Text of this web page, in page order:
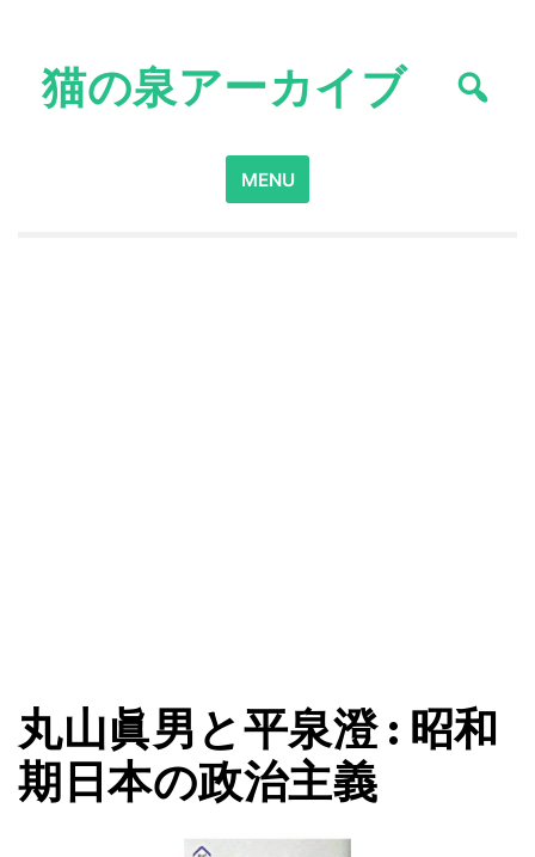
content猫の泉アーカイブ
Search
for:
MENU
丸山眞男と平泉澄 : 昭和
期日本の政治主義